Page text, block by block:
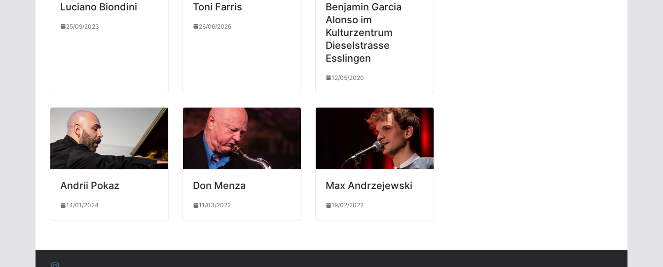
Luciano Biondini
25/09/2023
Toni Farris
26/06/2026
Benjamin Garcia
Alonso im
Kulturzentrum
Dieselstrasse
Esslingen
12/05/2020
Andrii Pokaz
14/01/2024
Don Menza
11/03/2022
Max Andrzejewski
19/02/2022